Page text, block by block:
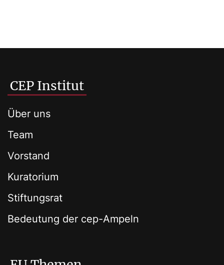
CEP Institut
Über uns
Team
Vorstand
Kuratorium
Stiftungsrat
Bedeutung der cep-Ampeln